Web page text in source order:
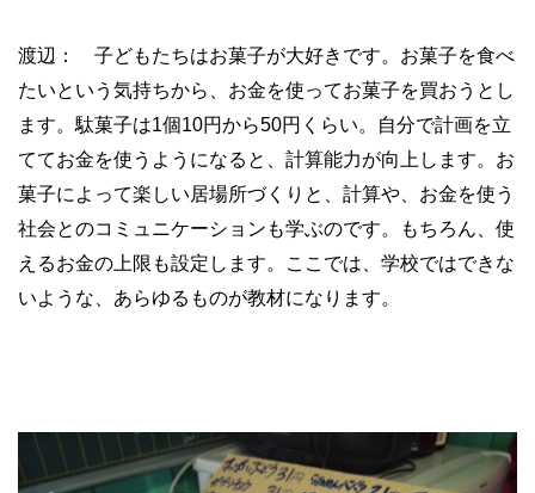
渡辺： 子どもたちはお菓子が大好きです。お菓子を食べ
たいという気持ちから、お金を使ってお菓子を買おうとし
ます。駄菓子は1個10円から50円くらい。自分で計画を立
ててお金を使うようになると、計算能力が向上します。お
菓子によって楽しい居場所づくりと、計算や、お金を使う
社会とのコミュニケーションも学ぶのです。もちろん、使
えるお金の上限も設定します。ここでは、学校ではできな
いような、あらゆるものが教材になります。